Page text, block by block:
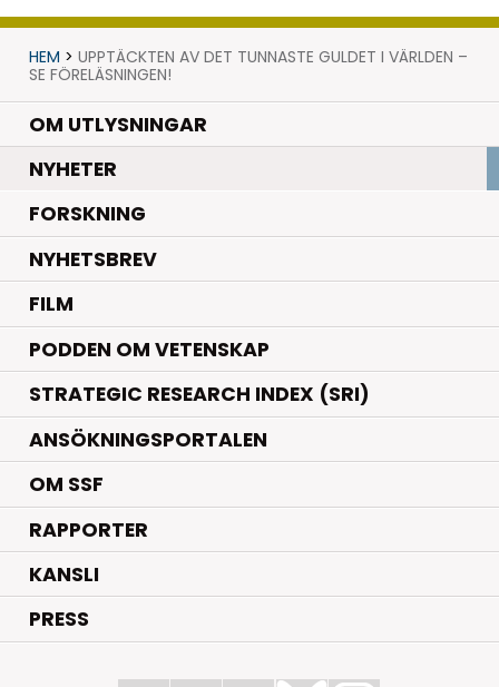
HEM > UPPTÄCKTEN AV DET TUNNASTE GULDET I VÄRLDEN –
SE FÖRELÄSNINGEN!
OM UTLYSNINGAR
NYHETER.
FORSKNING.
NYHETSBREV
FILM
PODDEN OM VETENSKAP
STRATEGIC RESEARCH INDEX (SRI)
ANSÖKNINGSPORTALEN
OM SSF
RAPPORTER
KANSLI
PRESS